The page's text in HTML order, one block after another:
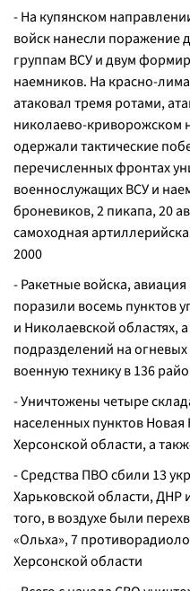
- На купянском
войск нанесли поражение
группам ВСУ и двум
наемников. На красно-
атаковал тремя ротами,
николаево-криворожском
одержали тактические
перечисленных фронтах
военнослужащих ВСУ и
броневиков, 2 пикапа, 20
самоходная
2000
- Ракетные войска,
поразили восемь пунктов
и Николаевской областях,
подразделений на
военную технику в 136
- Уничтожены четыре
населенных пунктов
Херсонской области, а
- Средства ПВО сбили 13
Харьковской области, ДНР
того, в воздухе были
«Ольха», 7
Херсонской области